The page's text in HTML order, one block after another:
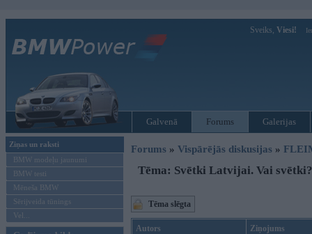
Sveiks, Viesi!
Galvenā Forums Galerijas
Ziņas un raksti
BMW modeļu jaunumi
BMW testi
Mēneša BMW
Sērijveida tūnings
Vel...
Forums » Vispārējās diskusijas »
Tēma: Svētki Latvijai. Vai svētki?
Tēma slēgta
Autors Ziņojums